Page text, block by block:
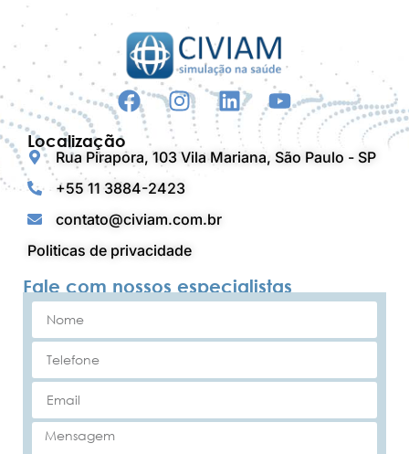
Localização
Rua Pirapora, 103 Vila Mariana, São Paulo - SP
+55 11 3884-2423
contato@civiam.com.br
Politicas de privacidade
Fale com nossos especialistas